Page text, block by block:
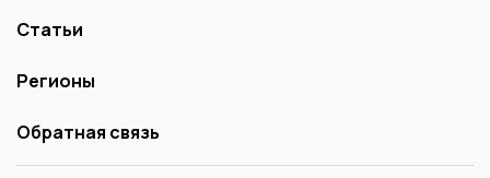
Статьи
Регионы
Обратная связь